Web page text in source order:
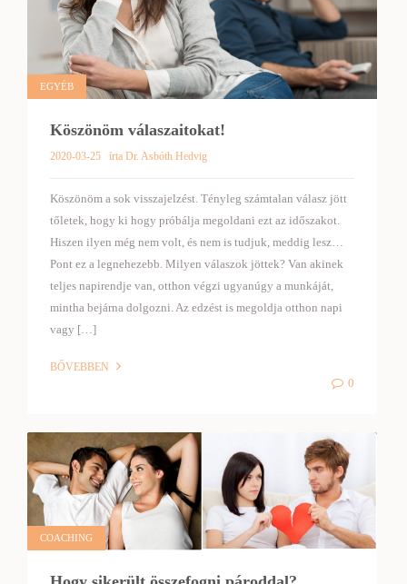
EGYÉB
Köszönöm válaszaitokat!
2020-03-25 írta Dr. Asbóth Hedvig
Köszönöm a sok visszajelzést. Tényleg számtalan válasz jött
tőletek, hogy ki hogy próbálja megoldani ezt az időszakot.
Hiszen ilyen még nem volt, és nem is tudjuk, meddig lesz…
Pont ez a legnehezebb. Milyen válaszok jöttek? Van akinek
teljes napirendje van, otthon végzi ugyanúgy a munkáját,
mintha bejárna dolgozni. Az edzést is megoldja otthon napi
vagy […]
BŐVEBBEN
0
COACHING